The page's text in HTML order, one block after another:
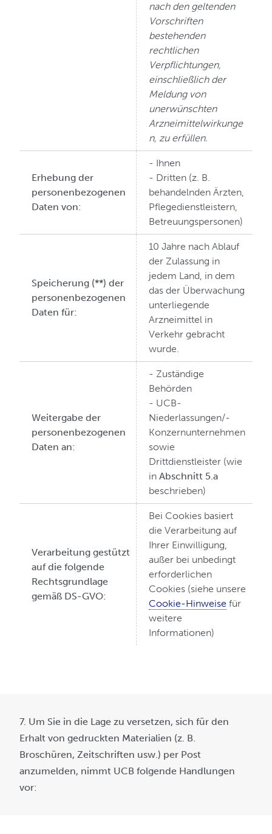
nach den geltenden
Vorschriften
bestehenden
rechtlichen
Verpflichtungen,
einschließlich der
Meldung von
unerwünschten
Arzneimittelwirkunge
n, zu erfüllen.
Erhebung der
personenbezogenen
Daten von:
- Ihnen
- Dritten (z. B.
behandelnden Ärzten,
Pflegedienstleistern,
Betreuungspersonen)
Speicherung (**) der
personenbezogenen
Daten für:
10 Jahre nach Ablauf
der Zulassung in
jedem Land, in dem
das der Überwachung
unterliegende
Arzneimittel in
Verkehr gebracht
wurde.
Weitergabe der
personenbezogenen
Daten an:
- Zuständige
Behörden
- UCB-
Niederlassungen/-
Konzernunternehmen
sowie
Drittdienstleister (wie
in Abschnitt 5.a
beschrieben)
Verarbeitung gestützt
auf die folgende
Rechtsgrundlage
gemäß DS-GVO:
Bei Cookies basiert
die Verarbeitung auf
Ihrer Einwilligung,
außer bei unbedingt
erforderlichen
Cookies (siehe unsere
Cookie-Hinweise für
weitere
Informationen)
7. Um Sie in die Lage zu versetzen, sich für den
Erhalt von gedruckten Materialien (z. B.
Broschüren, Zeitschriften usw.) per Post
anzumelden, nimmt UCB folgende Handlungen
vor: